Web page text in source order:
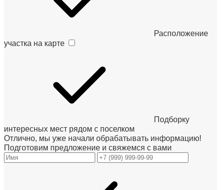
Расположение
участка на карте
Подборку
интересных мест рядом с поселком
Отлично, мы уже начали обрабатывать информацию!
Подготовим предложение и свяжемся с вами